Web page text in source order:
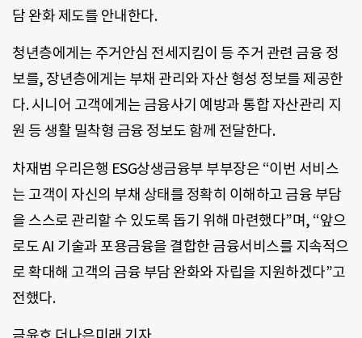
담 완화 제도를 안내한다.
청년층에게는 주거안심 전세지킴이 등 주거 관련 금융 정
보를, 장년층에게는 부채 관리와 자산 형성 정보를 제공한
다. 시니어 고객에게는 금융사기 예방과 통합 자산관리 지
원 등 생활 밀착형 금융 정보도 함께 전달한다.
차재범 우리은행 ESG상생금융부 부부장은 “이번 서비스
는 고객이 자신의 부채 상태를 정확히 이해하고 금융 부담
을 스스로 관리할 수 있도록 돕기 위해 마련했다”며, “앞으
로도 AI 기술과 포용금융을 결합한 금융서비스를 지속적으
로 확대해 고객의 금융 부담 완화와 자립을 지원하겠다”고
전했다.